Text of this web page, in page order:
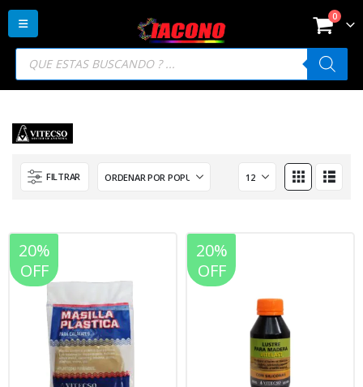
Búsqueda
productos
0
FILTRAR
20%
OFF
20%
OFF